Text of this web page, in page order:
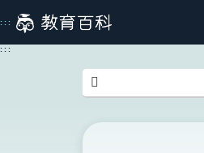
到
主
:::
:::